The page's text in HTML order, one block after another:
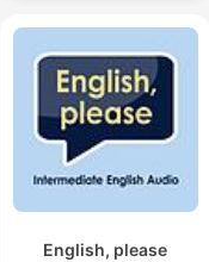
English, please